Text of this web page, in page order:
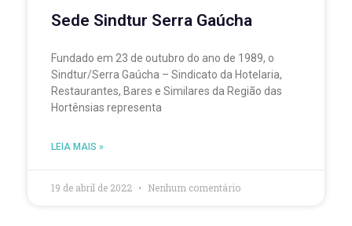
Sede Sindtur Serra Gaúcha
Fundado em 23 de outubro do ano de 1989, o
Sindtur/Serra Gaúcha – Sindicato da Hotelaria,
Restaurantes, Bares e Similares da Região das
Hortênsias representa
LEIA MAIS »
19 de abril de 2022 Nenhum comentário